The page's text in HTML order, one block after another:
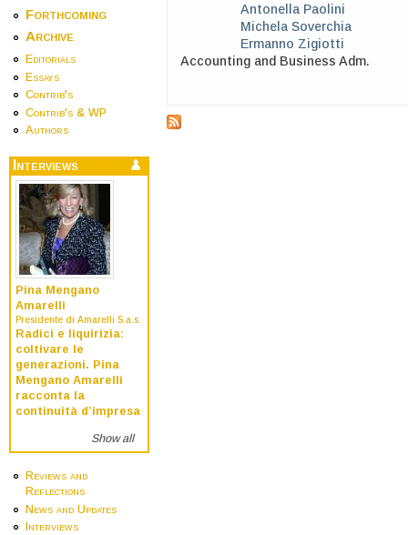
Forthcoming
Archive
Editorials
Essays
Contrib's
Contrib's & WP
Authors
Interviews
Pina Mengano
Amarelli
Presidente di Amarelli S.a.s.
Radici e liquirizia:
coltivare le
generazioni. Pina
Mengano Amarelli
racconta la
continuità d’impresa
Show all
Reviews and
Reflections
News and Updates
Interviews
Antonella Paolini
Michela Soverchia
Ermanno Zigiotti
Accounting and Business Adm.